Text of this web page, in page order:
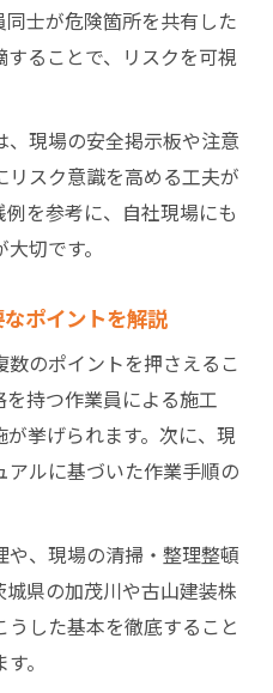
士が危険箇所を共有した
ることで、リスクを可視
、現場の安全掲示板や注意
スク意識を高める工夫が
を参考に、自社現場にも
切です。
ポイントを解説
のポイントを押さえるこ
持つ作業員による施工
挙げられます。次に、現
ルに基づいた作業手順の
、現場の清掃・整理整頓
県の加茂川や古山建装株
した基本を徹底すること
。